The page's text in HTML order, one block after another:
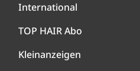
International
TOP HAIR Abo
Kleinanzeigen